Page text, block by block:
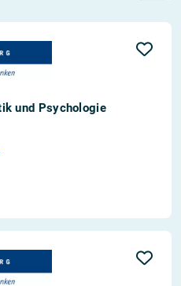
und Psychologie